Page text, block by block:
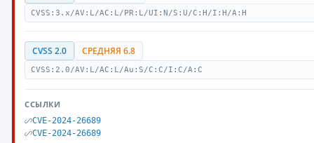
CVSS:3.x/AV:L/AC:L/PR:L/UI:N/S:U/C:H/I:H/A:H
CVSS 2.0 СРЕДНЯЯ 6.8
CVSS:2.0/AV:L/AC:L/Au:S/C:C/I:C/A:C
ССЫЛКИ
CVE-2024-26689
CVE-2024-26689